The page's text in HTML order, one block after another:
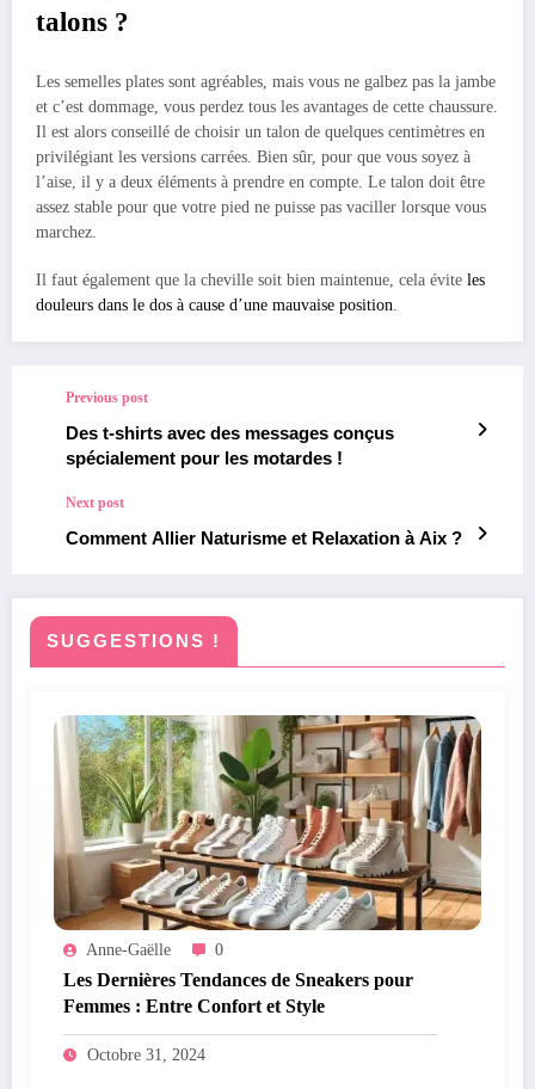
talons ?
Les semelles plates sont agréables, mais vous ne galbez pas la jambe
et c’est dommage, vous perdez tous les avantages de cette chaussure.
Il est alors conseillé de choisir un talon de quelques centimètres en
privilégiant les versions carrées. Bien sûr, pour que vous soyez à
l’aise, il y a deux éléments à prendre en compte. Le talon doit être
assez stable pour que votre pied ne puisse pas vaciller lorsque vous
marchez.
Il faut également que la cheville soit bien maintenue, cela évite les
douleurs dans le dos à cause d’une mauvaise position
Previous post
Des t-shirts avec des messages conçus
spécialement pour les motardes !
Next post
Comment Allier Naturisme et Relaxation à Aix ?
SUGGESTIONS !
Anne-Gaëlle 0
Les Dernières Tendances de Sneakers pour
Femmes : Entre Confort et Style
Octobre 31, 2024